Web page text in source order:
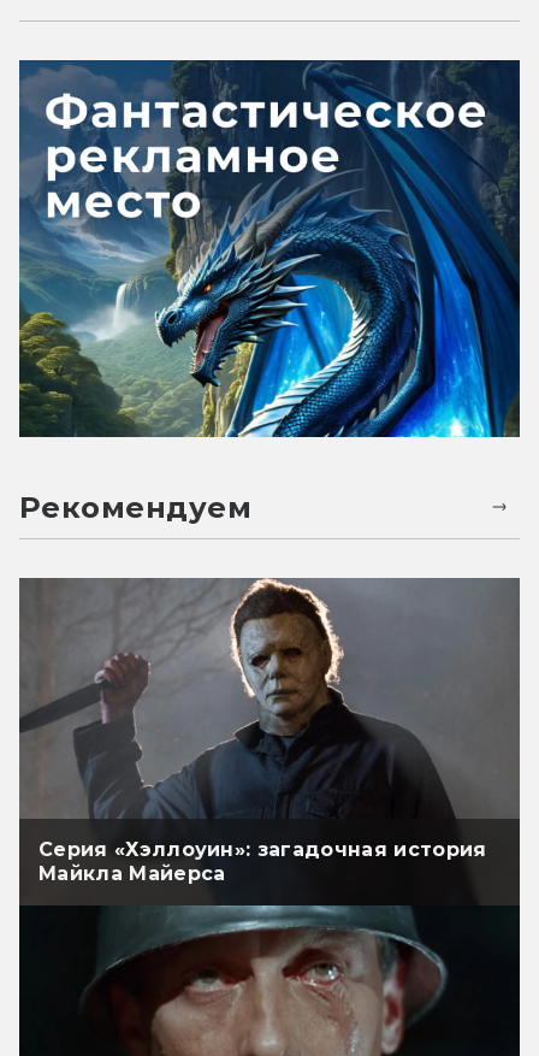
Рекомендуем
Серия «Хэллоуин»: загадочная история
Майкла Майерса